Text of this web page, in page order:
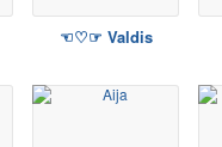
☜♡☞ Valdis